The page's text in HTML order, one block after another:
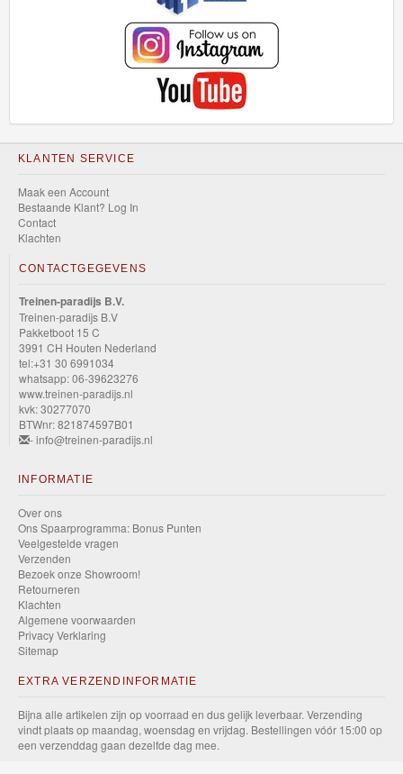
KLANTEN SERVICE
Maak een Account
Bestaande Klant? Log In
Contact
Klachten
CONTACTGEGEVENS
Treinen-paradijs B.V.
Treinen-paradijs B.V
Pakketboot 15 C
3991 CH Houten Nederland
tel:+31 30 6991034
whatsapp: 06-39623276
www.treinen-paradijs.nl
kvk: 30277070
BTWnr: 821874597B01
- info@treinen-paradijs.nl
INFORMATIE
Over ons
Ons Spaarprogramma: Bonus Punten
Veelgestelde vragen
Verzenden
Bezoek onze Showroom!
Retourneren
Klachten
Algemene voorwaarden
Privacy Verklaring
Sitemap
EXTRA VERZENDINFORMATIE
Bijna alle artikelen zijn op voorraad en dus gelijk leverbaar. Verzending
vindt plaats op maandag, woensdag en vrijdag. Bestellingen vóór 15:00 op
een verzenddag gaan dezelfde dag mee.